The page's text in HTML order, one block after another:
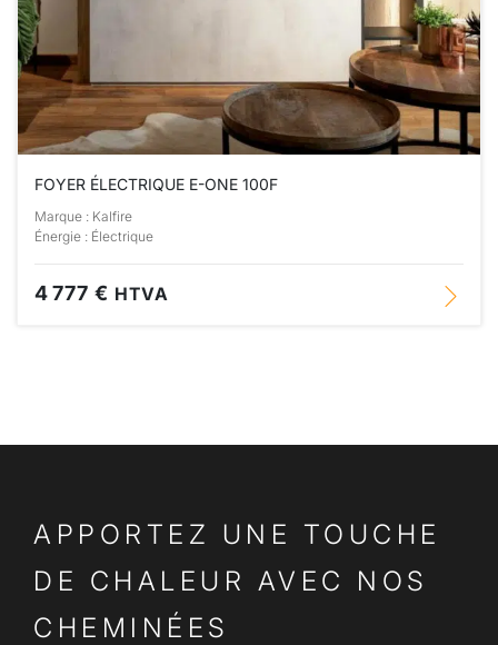
FOYER ÉLECTRIQUE E-ONE 100F
Marque : Kalfire
Énergie : Électrique
4 777 € HTVA
APPORTEZ UNE TOUCHE
DE CHALEUR AVEC NOS
CHEMINÉES